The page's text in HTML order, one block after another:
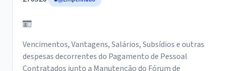
Vencimentos, Vantagens, Salários, Subsídios e outras
despesas decorrentes do Pagamento de Pessoal
Contratados junto a Manutenção do Fórum de